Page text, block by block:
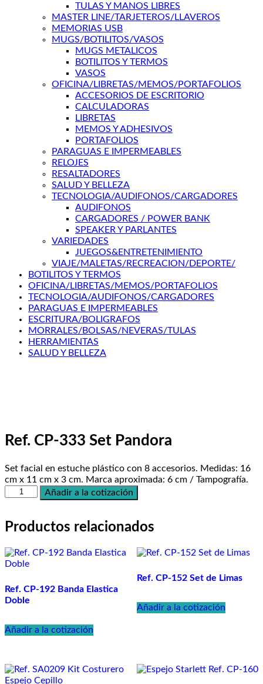
TULAS Y MANOS LIBRES
MASTER LINE/TARJETEROS/LLAVEROS
MEMORIAS USB
MUGS/BOTILITOS/VASOS
MUGS METALICOS
BOTILITOS Y TERMOS
VASOS
OFICINA/LIBRETAS/MEMOS/PORTAFOLIOS
ACCESORIOS DE ESCRITORIO
CALCULADORAS
LIBRETAS
MEMOS Y ADHESIVOS
PORTAFOLIOS
PARAGUAS E IMPERMEABLES
RELOJES
RESALTADORES
SALUD Y BELLEZA
TECNOLOGIA/AUDIFONOS/CARGADORES
AUDIFONOS
CARGADORES / POWER BANK
SPEAKER Y PARLANTES
VARIEDADES
JUEGOS&ENTRETENIMIENTO
VIAJE/MALETAS/RECREACION/DEPORTE/
BOTILITOS Y TERMOS
OFICINA/LIBRETAS/MEMOS/PORTAFOLIOS
TECNOLOGIA/AUDIFONOS/CARGADORES
PARAGUAS E IMPERMEABLES
ESCRITURA/BOLIGRAFOS
MORRALES/BOLSAS/NEVERAS/TULAS
HERRAMIENTAS
SALUD Y BELLEZA
Ref. CP-333 Set Pandora
Set facial en estuche plástico con 8 accesorios. Medidas: 16
cm x 11 cm x 3 cm. Marca aproximada: 6 cm / Tampografía.
CP-
Set
Pandora
cantidad
Añadir a la cotización
Productos relacionados
Ref. CP-192 Banda Elastica
Doble
Añadir a la cotización
Ref. CP-152 Set de Limas
Añadir a la cotización